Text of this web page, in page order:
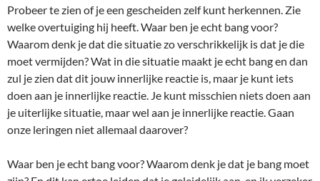
Probeer te zien of je een gescheiden zelf kunt herkennen. Zie
welke overtuiging hij heeft. Waar ben je echt bang voor?
Waarom denk je dat die situatie zo verschrikkelijk is dat je die
moet vermijden? Wat in die situatie maakt je echt bang en dan
zul je zien dat dit jouw innerlijke reactie is, maar je kunt iets
doen aan je innerlijke reactie. Je kunt misschien niets doen aan
je uiterlijke situatie, maar wel aan je innerlijke reactie. Gaan
onze leringen niet allemaal daarover?
Waar ben je echt bang voor? Waarom denk je dat je bang moet